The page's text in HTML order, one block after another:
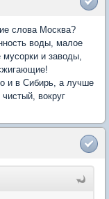
слова Москва?
воды, малое
и заводы,
и в Сибирь, а лучше
вокруг